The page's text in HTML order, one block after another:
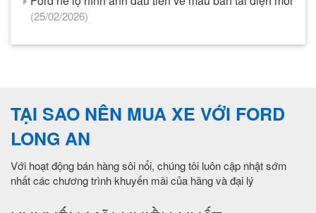
(25/02/2026)
TẠI SAO NÊN MUA XE VỚI FORD
LONG AN
Với hoạt động bán hàng sôi nổi, chúng tôi luôn cập nhật sớm
nhất các chương trình khuyến mãi của hãng và đại lý